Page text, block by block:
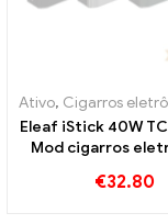
Ativo, Cigarros eletrônicos
Eleaf iStick 40W
Mod cigarros
€32.80